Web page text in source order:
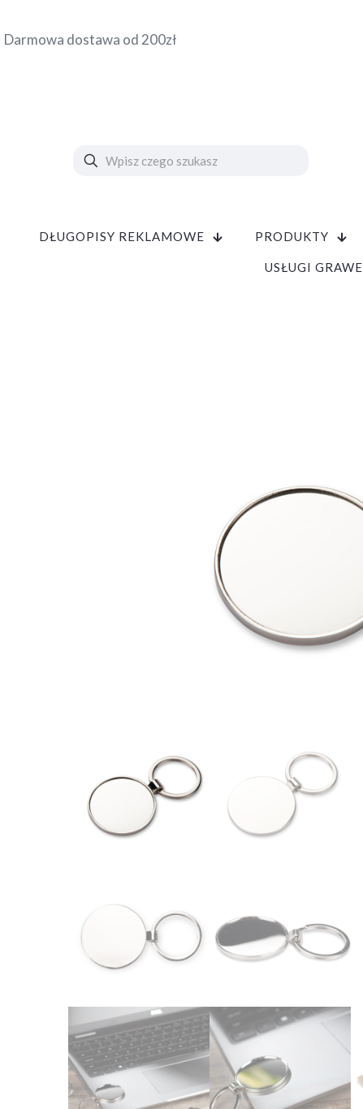
Darmowa dostawa od 200zł
DŁUGOPISY REKLAMOWE PRODUKTY
USŁUGI